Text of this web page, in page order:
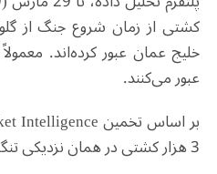
کشتی از زمان شروع جنگ از
عبور می‌کنند.
بر اساس تخمینIntelligence
3 هزار کشتی در همان نزدیکی تنگه هرمز منتظر هستند